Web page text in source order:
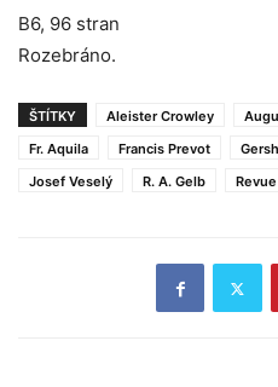
B6, 96 stran
Rozebráno.
ŠTÍTKY Aleister Crowley
Fr. Aquila
Francis Prevot
Josef Veselý
R. A. Gelb